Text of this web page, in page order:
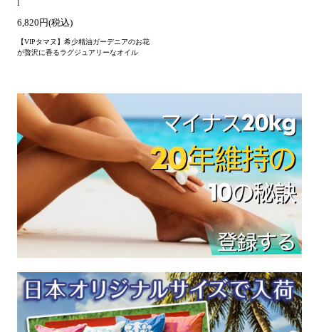
l
6,820円(税込)
【VIPタマヌ】希少精油ガーデニアのお花
が贅沢に香るラグジュアリーなオイル